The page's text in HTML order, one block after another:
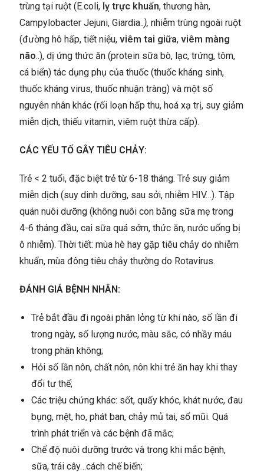
trùng tại ruột (E.coli, lỵ trực khuẩn, thương hàn,
Campylobacter Jejuni, Giardia..), nhiễm trùng ngoài ruột
(đường hô hấp, tiết niệu,viêm tai giữa,viêm màng
não..), dị ứng thức ăn (protein sữa bò, lạc, trứng, tôm,
cá biển) tác dụng phụ của thuốc (thuốc kháng sinh,
thuốc kháng virus, thuốc nhuận tràng) và một số
nguyên nhân khác (rối loạn hấp thu, hoá xạ trị, suy giảm
miễn dịch, thiếu vitamin, viêm ruột thừa cấp).
CÁC YẾU TỐ GÂY TIÊU CHẢY:
Trẻ < 2 tuổi, đặc biệt trẻ từ 6-18 tháng. Trẻ suy giảm
miễn dịch (suy dinh dưỡng, sau sởi, nhiễm HIV…). Tập
quán nuôi dưỡng (không nuôi con bằng sữa mẹ trong
4-6 tháng đầu, cai sữa quá sớm, thức ăn, nước uống bị
ô nhiễm). Thời tiết: mùa hè hay gặp tiêu chảy do nhiễm
khuẩn, mùa đông tiêu chảy thường do Rotavirus.
ĐÁNH GIÁ BỆNH NHÂN:
Trẻ bắt đầu đi ngoài phân lỏng từ khi nào, số lần đi
trong ngày, số lượng nước, màu sắc, có nhầy máu
trong phân không;
Hỏi số lần nôn, chất nôn, nôn khi trẻ ăn hay khi thay
đổi tư thế;
Các triệu chứng khác: sốt, quấy khóc, khát nước, đau
bụng, mệt, ho, phát ban, chảy mủ tai, sổ mũi. Quá
trình phát triển và các bệnh đã mắc;
Chế độ nuôi dưỡng trước và trong khi mắc bệnh,
sữa, trái cây…cách chế biến;